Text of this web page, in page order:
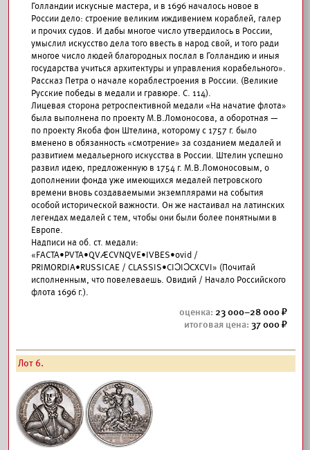
Голландии искусные мастера, и в 1696 началось новое в
России дело: строение великим иждивением кораблей, галер
и прочих судов. И дабы многое число утвердилось в России,
умыслил искусство дела того ввесть в народ свой, и того ради
многое число людей благородных послал в Голландию и иныя
государства учиться архитектуры и управления корабельного».
Рассказ Петра о начале кораблестроения в России. (Великие
Русские победы в медали и гравюре. С. 114).
Лицевая сторона ретроспективной медали «На начатие флота»
была выполнена по проекту М.В.Ломоносова, а оборотная —
по проекту Якоба фон Штелина, которому с 1757 г. было
вменено в обязанность «смотрение» за созданием медалей и
развитием медальерного искусства в России. Штелин успешно
развил идею, предложенную в 1754 г. М.В.Ломоносовым, о
дополнении фонда уже имеющихся медалей петровского
времени вновь создаваемыми экземплярами на события
особой исторической важности. Он же настаивал на латинских
легендах медалей с тем, чтобы они были более понятными в
Европе.
Надписи на об. ст. медали:
«FACTA•PVTA•QVÆCVNQVE•IVBES•ovid /
PRIMORDIA•RUSSICAE / CLASSIS•CIƆIƆCXCVI» (Почитай
исполненным, что повелеваешь. Овидий / Начало Российского
флота 1696 г.).
23 000–28 000
37 000
Лот 6.